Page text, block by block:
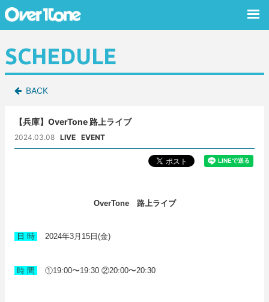
SCHEDULE
BACK
【兵庫】OverTone 路上ライブ
2024.03.08 LIVE EVENT
OverTone 路上ライブ
日 時 2024年3月15日(金)
時 間 ①19:00〜19:30 ②20:00〜20:30